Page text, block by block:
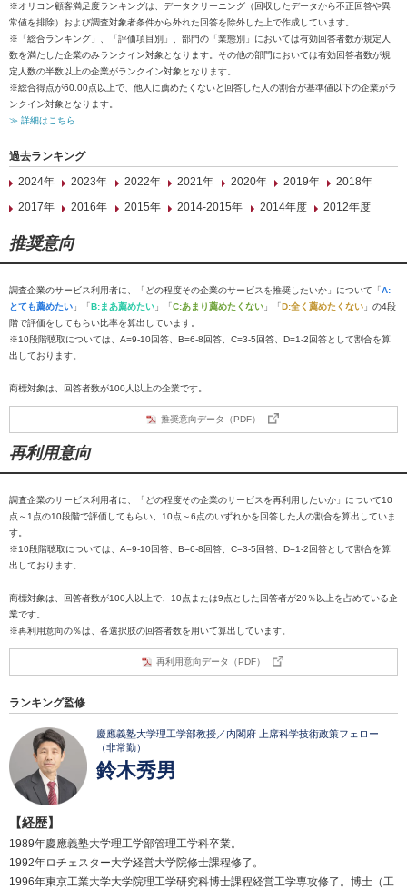
※オリコン顧客満足度ランキングは、データクリーニング（回収したデータから不正回答や異
常値を排除）および調査対象者条件から外れた回答を除外した上で作成しています。
※「総合ランキング」、「評価項目別」、部門の「業態別」においては有効回答者数が規定人
数を満たした企業のみランクイン対象となります。その他の部門においては有効回答者数が規
定人数の半数以上の企業がランクイン対象となります。
※総合得点が60.00点以上で、他人に薦めたくないと回答した人の割合が基準値以下の企業がラ
ンクイン対象となります。
≫ 詳細はこちら
過去ランキング
2024年
2023年 2022年 2021年 2020年 2019年
2018年
2017年
2016年 2015年 2014-2015年 2014年度 2012年度
推奨意向
調査企業のサービス利用者に、「どの程度その企業のサービスを推奨したいか」について「A:
とても薦めたい 」「B:まあ薦めたい 」「C:あまり薦めたくない 」「D:全く薦めたくない 」の4段
階で評価をしてもらい比率を算出しています。
※10段階聴取については、A=9-10回答、B=6-8回答、C=3-5回答、D=1-2回答として割合を算
出しております。
商標対象は、回答者数が100人以上の企業です。
推奨意向データ（PDF）
再利用意向
調査企業のサービス利用者に、「どの程度その企業のサービスを再利用したいか」について10
点～1点の10段階で評価してもらい、10点～6点のいずれかを回答した人の割合を算出していま
す。
※10段階聴取については、A=9-10回答、B=6-8回答、C=3-5回答、D=1-2回答として割合を算
出しております。
商標対象は、回答者数が100人以上で、10点または9点とした回答者が20％以上を占めている企
業です。
※再利用意向の％は、各選択肢の回答者数を用いて算出しています。
再利用意向データ（PDF）
ランキング監修
慶應義塾大学理工学部教授／内閣府 上席科学技術政策フェロー
（非常勤）
鈴木秀男
【経歴】
1989年慶應義塾大学理工学部管理工学科卒業。
1992年ロチェスター大学経営大学院修士課程修了。
1996年東京工業大学大学院理工学研究科博士課程経営工学専攻修了。博士（工